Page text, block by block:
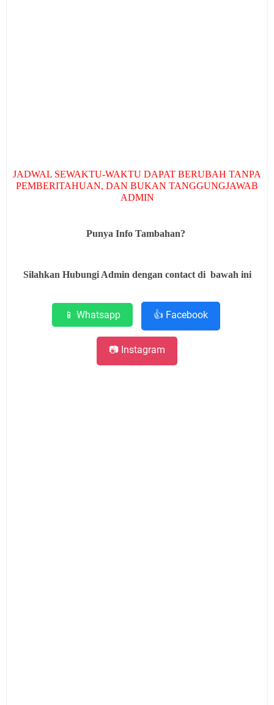
JADWAL SEWAKTU-WAKTU DAPAT BERUBAH TANPA
PEMBERITAHUAN, DAN BUKAN TANGGUNGJAWAB
ADMIN
Punya Info Tambahan?
Silahkan Hubungi Admin dengan contact di bawah ini
📱 Whatsapp 👍 Facebook
📷 Instagram